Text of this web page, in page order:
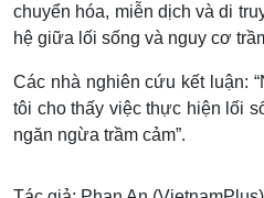
chuyển hóa, miễn dịch và di
hệ giữa lối sống và nguy cơ
Các nhà nghiên cứu kết luận:
tôi cho thấy việc thực hiện lối
ngăn ngừa trầm cảm”.